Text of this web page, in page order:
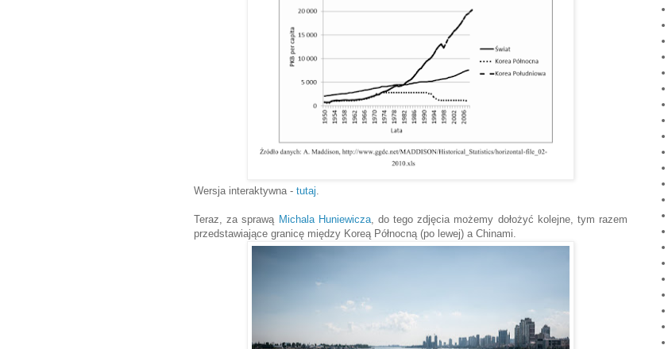
Wersja interaktywna - tutaj
Teraz, za sprawą Michala Huniewicza, do tego zdjęcia możemy dołożyć kolejne, tym razem
przedstawiające granicę między Koreą Północną (po lewej) a Chinami.